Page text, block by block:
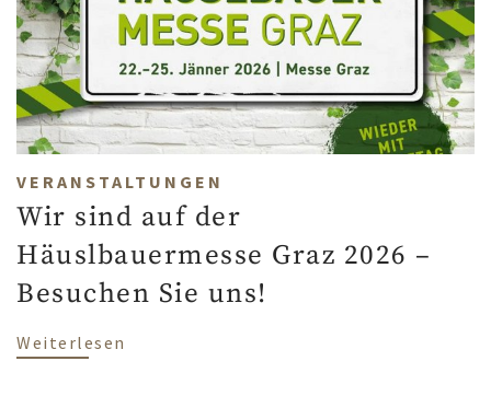
VERANSTALTUNGEN
Wir sind auf der
Häuslbauermesse Graz 2026 –
Besuchen Sie uns!
Weiterlesen